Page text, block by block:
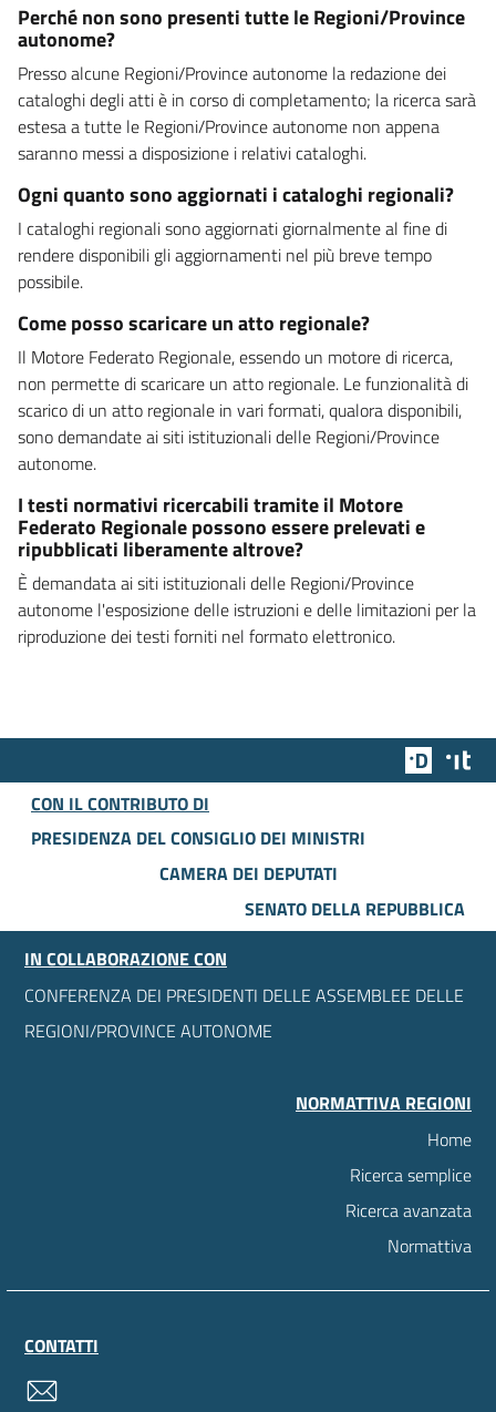
Perché non sono presenti tutte le Regioni/Province
autonome?
Presso alcune Regioni/Province autonome la redazione dei
cataloghi degli atti è in corso di completamento; la ricerca sarà
estesa a tutte le Regioni/Province autonome non appena
saranno messi a disposizione i relativi cataloghi.
Ogni quanto sono aggiornati i cataloghi regionali?
I cataloghi regionali sono aggiornati giornalmente al fine di
rendere disponibili gli aggiornamenti nel più breve tempo
possibile.
Come posso scaricare un atto regionale?
Il Motore Federato Regionale, essendo un motore di ricerca,
non permette di scaricare un atto regionale. Le funzionalità di
scarico di un atto regionale in vari formati, qualora disponibili,
sono demandate ai siti istituzionali delle Regioni/Province
autonome.
I testi normativi ricercabili tramite il Motore
Federato Regionale possono essere prelevati e
ripubblicati liberamente altrove?
È demandata ai siti istituzionali delle Regioni/Province
autonome l'esposizione delle istruzioni e delle limitazioni per la
riproduzione dei testi forniti nel formato elettronico.
Team
CON IL CONTRIBUTO DI
PRESIDENZA DEL CONSIGLIO DEI MINISTRI
CAMERA DEI DEPUTATI
SENATO DELLA REPUBBLICA
IN COLLABORAZIONE CON
CONFERENZA DEI PRESIDENTI DELLE ASSEMBLEE DELLE
REGIONI/PROVINCE AUTONOME
NORMATTIVA REGIONI
Home
Ricerca semplice
Ricerca avanzata
Normattiva
CONTATTI